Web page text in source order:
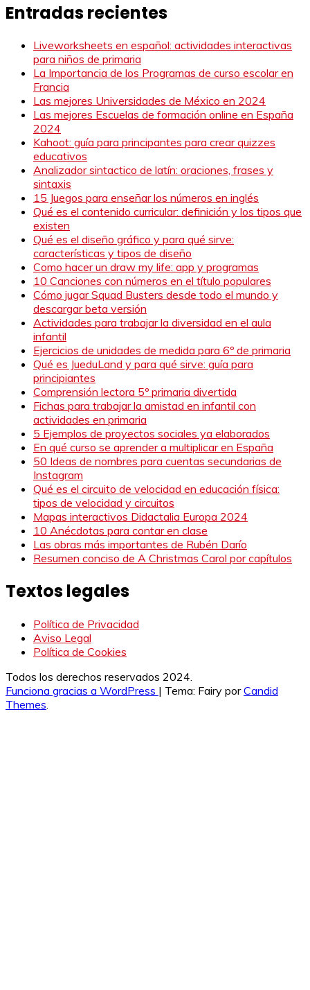
Entradas recientes
Liveworksheets en español: actividades interactivas
para niños de primaria
La Importancia de los Programas de curso escolar en
Francia
Las mejores Universidades de México en 2024
Las mejores Escuelas de formación online en España
2024
Kahoot: guía para principantes para crear quizzes
educativos
Analizador sintactico de latín: oraciones, frases y
sintaxis
15 Juegos para enseñar los números en inglés
Qué es el contenido curricular: definición y los tipos que
existen
Qué es el diseño gráfico y para qué sirve:
características y tipos de diseño
Como hacer un draw my life: app y programas
10 Canciones con números en el título populares
Cómo jugar Squad Busters desde todo el mundo y
descargar beta versión
Actividades para trabajar la diversidad en el aula
infantil
Ejercicios de unidades de medida para 6º de primaria
Qué es JueduLand y para qué sirve: guía para
principiantes
Comprensión lectora 5º primaria divertida
Fichas para trabajar la amistad en infantil con
actividades en primaria
5 Ejemplos de proyectos sociales ya elaborados
En qué curso se aprender a multiplicar en España
50 Ideas de nombres para cuentas secundarias de
Instagram
Qué es el circuito de velocidad en educación física:
tipos de velocidad y circuitos
Mapas interactivos Didactalia Europa 2024
10 Anécdotas para contar en clase
Las obras más importantes de Rubén Darío
Resumen conciso de A Christmas Carol por capítulos
Textos legales
Política de Privacidad
Aviso Legal
Política de Cookies
Todos los derechos reservados 2024.
Funciona gracias a WordPress | Tema: Fairy porCandid
Themes.